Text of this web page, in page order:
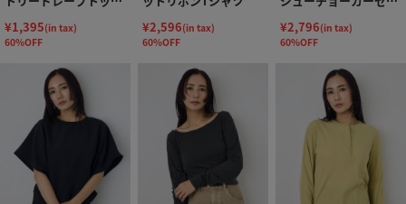
¥1,395(in tax)
60%OFF
¥2,596(in tax)
60%OFF
トカットソー
¥2,796(in tax)
60%OFF